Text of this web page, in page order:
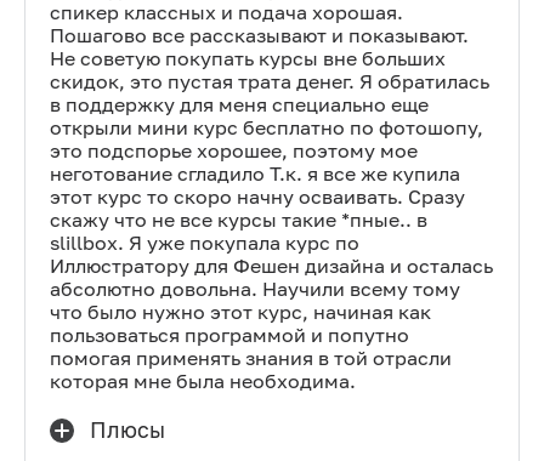
спикер классных и подача хорошая.
Пошагово все рассказывают и показывают.
Не советую покупать курсы вне больших
скидок, это пустая трата денег. Я обратилась
в поддержку для меня специально еще
открыли мини курс бесплатно по фотошопу,
это подспорье хорошее, поэтому мое
неготование сгладило Т.к. я все же купила
этот курс то скоро начну осваивать. Сразу
скажу что не все курсы такие *пные.. в
slillbox. Я уже покупала курс по
Иллюстратору для Фешен дизайна и осталась
абсолютно довольна. Научили всему тому
что было нужно этот курс, начиная как
пользоваться программой и попутно
помогая применять знания в той отрасли
которая мне была необходима.
Плюсы